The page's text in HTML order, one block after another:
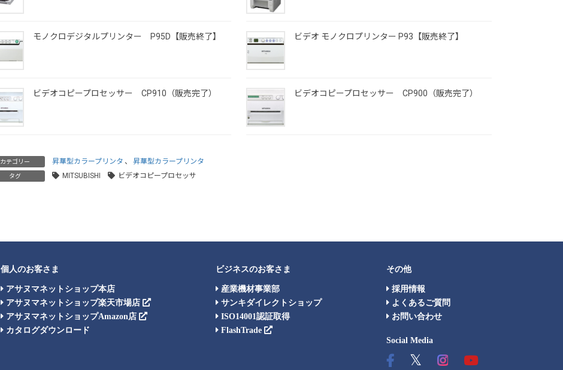
モノクロデジタルプリンター P95D【販売終了】 ビデオ モノクロプリンター P93【販売終了】
ビデオコピープロセッサー CP910（販売完了） ビデオコピープロセッサー CP900（販売完了）
カテゴリー 昇華型カラープリンタ 、 昇華型カラープリンタ
タグ MITSUBISHI ビデオコピープロセッサ
個人のお客さま
アサヌマネットショップ本店
アサヌマネットショップ楽天市場店
アサヌマネットショップAmazon店
カタログダウンロード
ビジネスのお客さま
産業機材事業部
サンキダイレクトショップ
ISO14001認証取得
FlashTrade
その他
採用情報
よくあるご質問
お問い合わせ
Social Media